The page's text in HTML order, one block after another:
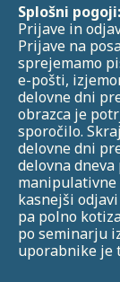
Splošni pogoji:
Prijave in
Prijave na
sprejemamo
e-pošti,
delovne dni
obrazca je
sporočilo.
delovne dni
delovna
manipulativne
kasnejši
pa polno
po seminarju
uporabnike je